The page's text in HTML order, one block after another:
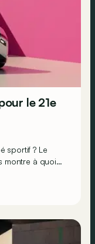
le 21e
sportif ? Le
montre à quoi